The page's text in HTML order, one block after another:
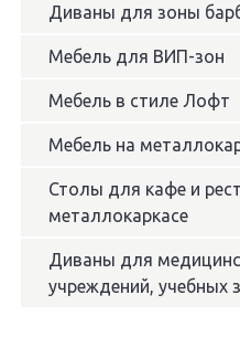
Диваны для зоны
Мебель для ВИП-зон
Мебель в стиле Лофт
Мебель на
Столы для кафе и
металлокаркасе
Диваны для
учреждений, учебных